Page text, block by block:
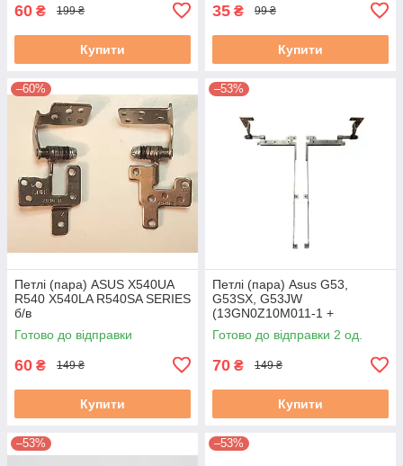
60 ₴ 199 ₴
Купити
35 ₴ 99 ₴
Купити
–60%
Петлі (пара) ASUS X540UA
R540 X540LA R540SA SERIES
б/в
Готово до відправки
60 ₴ 149 ₴
Купити
–53%
Петлі (пара) Asus G53,
G53SX, G53JW
(13GN0Z10M011-1 +
13GN0Z10M021-1) б/в
Готово до відправки 2 од.
70 ₴ 149 ₴
Купити
–53% –53%